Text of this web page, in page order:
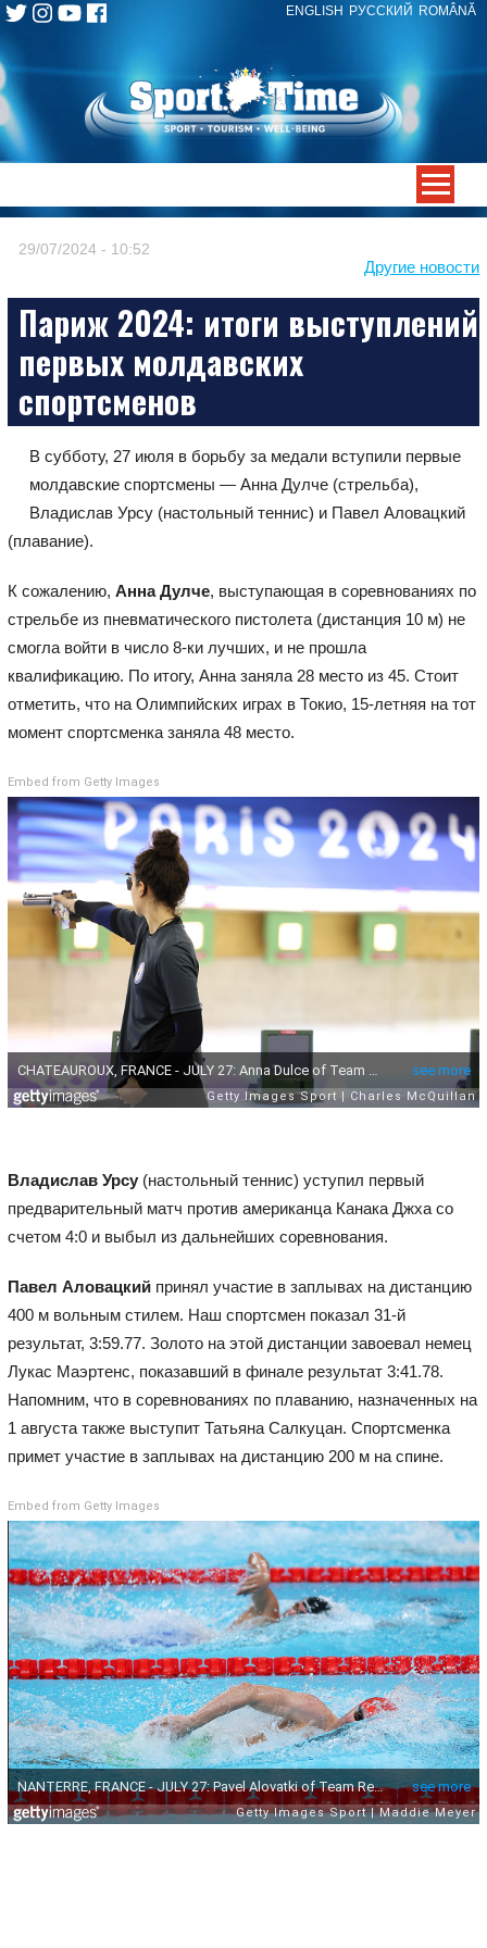
ENGLISH РУССКИЙ ROMÂNĂ
Skip
to
content
Другие новости
29/07/2024 - 10:52
Париж 2024: итоги выступлений
первых молдавских
спортсменов
В субботу, 27 июля в борьбу за медали вступили первые
молдавские спортсмены — Анна Дулче (стрельба),
Владислав Урсу (настольный теннис) и Павел Аловацкий
(плавание).
К сожалению, Анна Дулче, выступающая в соревнованиях по
стрельбе из пневматического пистолета (дистанция 10 м) не
смогла войти в число 8-ки лучших, и не прошла
квалификацию. По итогу, Анна заняла 28 место из 45. Стоит
отметить, что на Олимпийских играх в Токио, 15-летняя на тот
момент спортсменка заняла 48 место.
Embed from Getty Images
Владислав Урсу(настольный теннис) уступил первый
предварительный матч против американца Канака Джха со
счетом 4:0 и выбыл из дальнейших соревнования.
Павел Аловацкий принял участие в заплывах на дистанцию
400 м вольным стилем. Наш спортсмен показал 31-й
результат, 3:59.77. Золото на этой дистанции завоевал немец
Лукас Маэртенс, показавший в финале результат 3:41.78.
Напомним, что в соревнованиях по плаванию, назначенных на
1 августа также выступит Татьяна Салкуцан. Спортсменка
примет участие в заплывах на дистанцию 200 м на спине.
Embed from Getty Images